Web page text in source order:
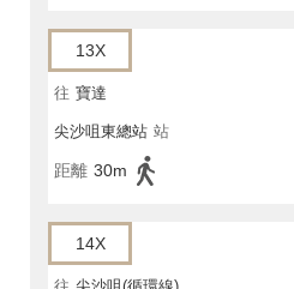
13X
往 寶達
尖沙咀東總站 站
距離 30m
14X